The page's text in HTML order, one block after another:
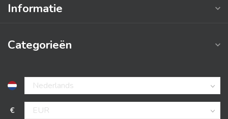
Informatie
Categorieën
€